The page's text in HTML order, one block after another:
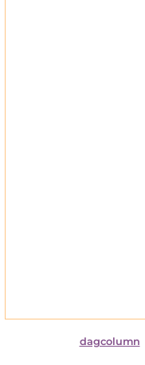
dagcolumn